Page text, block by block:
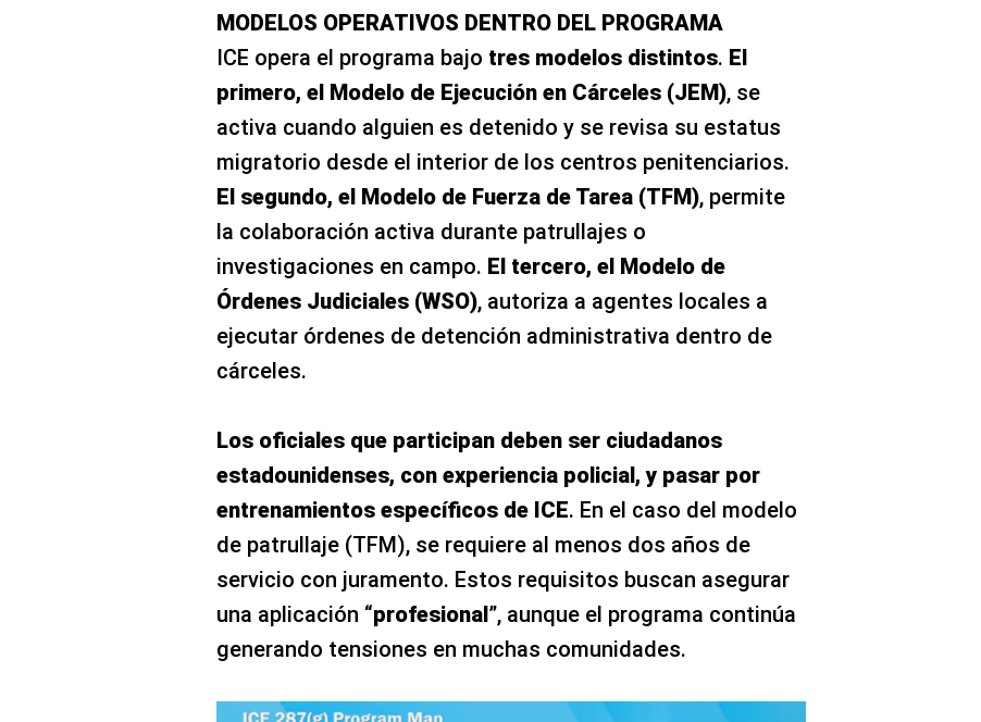
MODELOS OPERATIVOS DENTRO DEL PROGRAMA
ICE opera el programa bajo tres modelos distintos. El
primero, el Modelo de Ejecución en Cárceles (JEM), se
activa cuando alguien es detenido y se revisa su estatus
migratorio desde el interior de los centros penitenciarios.
El segundo, el Modelo de Fuerza de Tarea (TFM), permite
la colaboración activa durante patrullajes o
investigaciones en campo. El tercero, el Modelo de
Órdenes Judiciales (WSO), autoriza a agentes locales a
ejecutar órdenes de detención administrativa dentro de
cárceles.
Los oficiales que participan deben ser ciudadanos
estadounidenses, con experiencia policial, y pasar por
entrenamientos específicos de ICE. En el caso del modelo
de patrullaje (TFM), se requiere al menos dos años de
servicio con juramento. Estos requisitos buscan asegurar
una aplicación “profesional”, aunque el programa continúa
generando tensiones en muchas comunidades.